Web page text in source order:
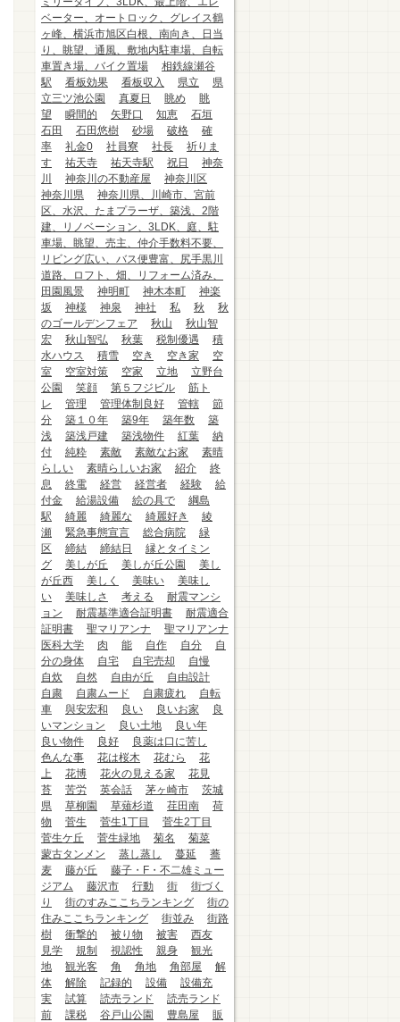
ベーター、オートロック、グレイス鶴
ヶ峰、横浜市旭区白根、南向き、日当
り、眺望、通風、敷地内駐車場、自転
車置き場、バイク置場
相鉄線瀬谷
駅
看板効果 看板収入 県立
県
立三ツ池公園
真夏日 眺め
眺
望
瞬間的 矢野口 知恵
石垣
石田
石田悠樹 砂場 破格
確
率
礼金0 社員寮 社長
祈りま
す
祐天寺 祐天寺駅 祝日
神奈
川
神奈川の不動産屋
神奈川区
神奈川県
神奈川県、川崎市、宮前
区、水沢、たまプラーザ、築浅、2階
建、リノベーション、3LDK、庭、駐
車場、眺望、売主、仲介手数料不要、
リビング広い、バス便豊富、尻手黒川
道路、ロフト、畑、リフォーム済み、
田園風景
神明町 神木本町
神楽
坂
神様 神泉 神社 私 秋
秋
のゴールデンフェア
秋山
秋山智
宏
秋山智弘 秋葉 税制優遇
積
水ハウス
積雪 空き 空き家
空
室
空室対策 空家 立地
立野台
公園
笑顔 第５フジビル
筋ト
レ
管理 管理体制良好 管轄
節
分
築１０年 築9年 築年数
築
浅
築浅戸建 築浅物件 紅葉
納
付
純粋 素敵 素敵なお家
素晴
らしい
素晴らしいお家 紹介
終
息
終電 経営 経営者 経験
給
付金
給湯設備 絵の具で
綱島
駅
綺麗 綺麗な 綺麗好き
綾
瀬
緊急事態宣言 総合病院
緑
区
締結 締結日
縁とタイミン
グ
美しが丘 美しが丘公園
美し
が丘西
美しく 美味い
美味し
い
美味しさ 考える
耐震マンシ
ョン
耐震基準適合証明書
耐震適合
証明書
聖マリアンナ
聖マリアンナ
医科大学
肉 能 自作 自分
自
分の身体
自宅 自宅売却
自慢
自炊
自然 自由が丘
自由設計
自粛
自粛ムード 自粛疲れ
自転
車
與安宏和 良い 良いお家
良
いマンション
良い土地
良い年
良い物件
良好
良薬は口に苦し
色んな事
花は桜木 花むら
花
上
花博 花火の見える家
花見
苔
苦労 英会話 茅ヶ崎市
茨城
県
草柳園 草薙杉道 荏田南
荷
物
菅生 菅生1丁目
菅生2丁目
菅生ケ丘
菅生緑地 菊名
菊菜
蒙古タンメン
蒸し蒸し 蔓延
蕎
麦
藤が丘
藤子・F・不二雄ミュー
ジアム
藤沢市 行動 街
街づく
り
街のすみここちランキング
街の
住みここちランキング
街並み
街路
樹
衝撃的 被り物 被害
西友
見学
規制 視認性 親身
観光
地
観光客 角 角地 角部屋
解
体
解除 記録的 設備
設備充
実
試算 読売ランド
読売ランド
前
課税 谷戸山公園 豊島屋
販